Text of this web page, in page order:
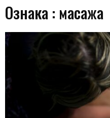
Ознака : масажа